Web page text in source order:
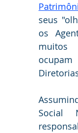
seus
os
muitos
Social